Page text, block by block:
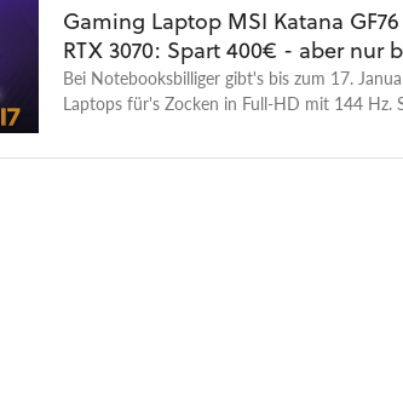
Gaming Laptop MSI Katana
RTX 3070: Spart 400€ - aber nur
Bei Notebooksbilliger gibt's bis zum 17.
Laptops für's Zocken in Full-HD mit 144 Hz.